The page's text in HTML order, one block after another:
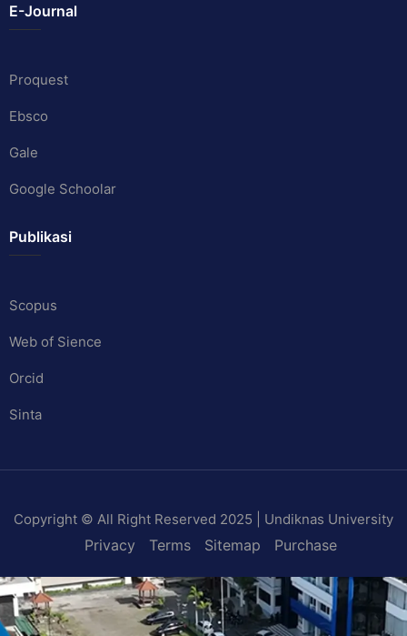
E-Journal
Proquest
Ebsco
Gale
Google Schoolar
Publikasi
Scopus
Web of Sience
Orcid
Sinta
Copyright © All Right Reserved 2025 | Undiknas University
Privacy Terms Sitemap Purchase